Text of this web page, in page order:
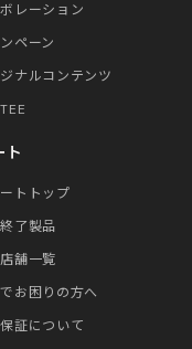
レーション
ペーン
ナルコンテンツ
ト
トトップ
了製品
舗一覧
お困りの方へ
証について